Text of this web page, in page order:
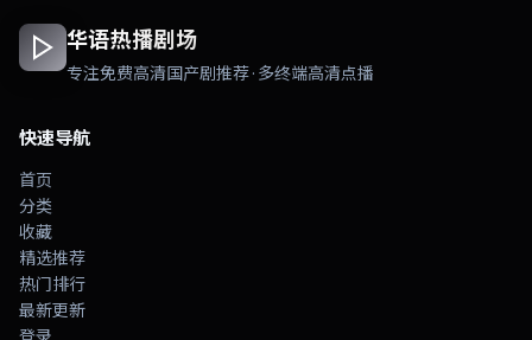
华语热播剧场
专注免费高清国产剧推荐 · 多终端高清点播
快速导航
首页
分类
收藏
精选推荐
热门排行
最新更新